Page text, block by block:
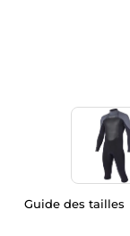
Guide des tailles